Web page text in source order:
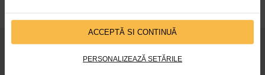
ACCEPTĂ SI CONTINUĂ
PERSONALIZEAZĂ SETĂRILE
Despre Noi Oferte
Cum Rezerv